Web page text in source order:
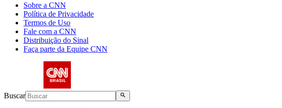
Sobre a CNN
Política de Privacidade
Termos de Uso
Fale com a CNN
Distribuição do Sinal
Faça parte da Equipe CNN
Buscar